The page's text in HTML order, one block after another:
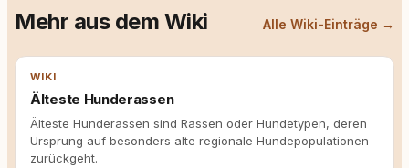
Mehr aus dem Wiki Alle Wiki-Einträge →
WIKI
Älteste Hunderassen
Älteste Hunderassen sind Rassen oder Hundetypen, deren
Ursprung auf besonders alte regionale Hundepopulationen
zurückgeht.